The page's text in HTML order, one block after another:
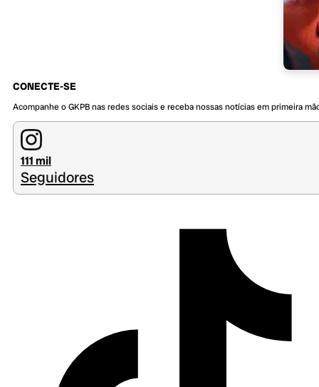
CONECTE-SE
Acompanhe o GKPB nas redes sociais e receba nossas notícias em primeira
111 mil
Seguidores